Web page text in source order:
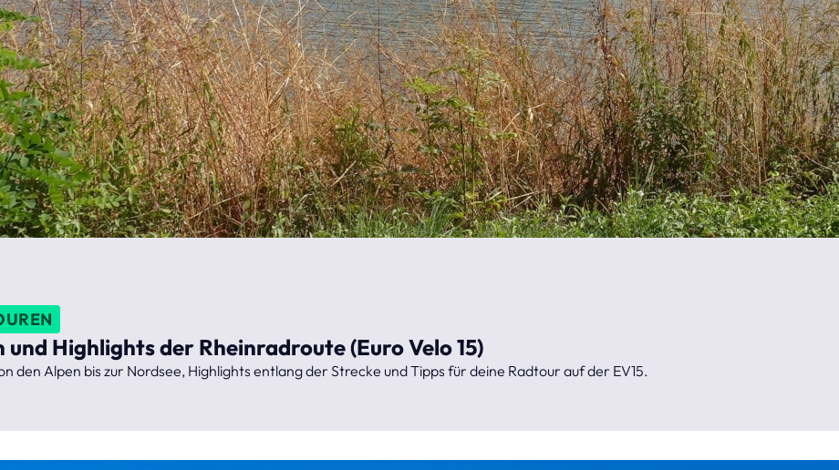
Highlights der Rheinradroute (Euro Velo 15)
den Alpen bis zur Nordsee, Highlights entlang der Strecke und Tipps für deine Radtour auf der EV15.